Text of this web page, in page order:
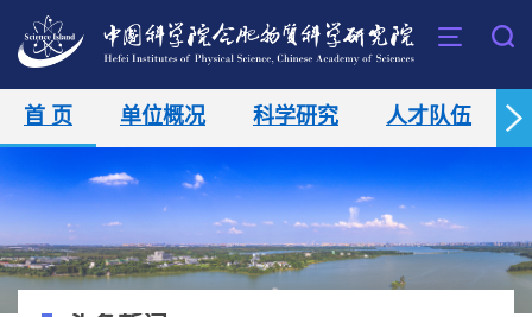
首 页 单位概况 科学研究 人才队伍